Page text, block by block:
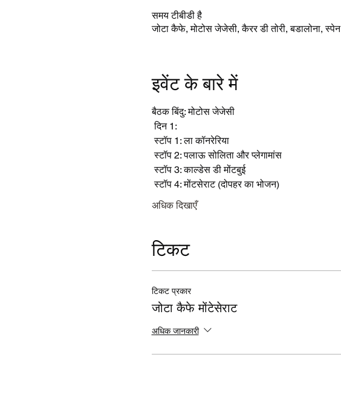
समय टीबीडी है
जोटा कैफे, मोटोस जेजेसी, कैरर डी तोरी, बडालोना, स्पेन
इवेंट के बारे में
बैठक बिंदु: मोटोस जेजेसी
दिन 1:
स्टॉप 1: ला कॉनरेरिया
स्टॉप 2: पलाऊ सोलिता और प्लेगामांस
स्टॉप 3: काल्डेस डी मोंटबुई
स्टॉप 4: मोंटसेराट (दोपहर का भोजन)
अधिक दिखाएँ
टिकट
टिकट प्रकार
जोटा कैफे मोंटेसेराट
अधिक जानकारी